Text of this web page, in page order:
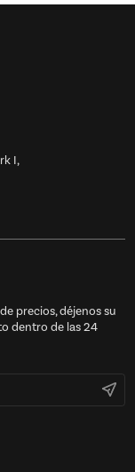
I,
precios, déjenos su
dentro de las 24